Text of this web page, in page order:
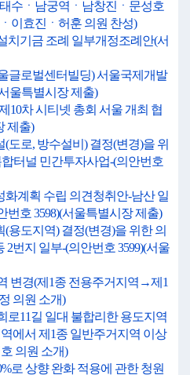
수ㆍ남궁역ㆍ남창진ㆍ문성호
이효진ㆍ허훈 의원 찬성)
치기금 조례 일부개정조례안(서
글로벌센터빌딩) 서울국제개발
울특별시장 제출)
10차 시티넷 총회 서울 개최 협
제출)
도로, 방수설비) 결정(변경)을 위
터널 민간투자사업-(의안번호
화계획 수립 의견청취안-남산 일
호 3598)(서울특별시장 제출)
용도지역) 결정(변경)을 위한 의
번지 일부-(의안번호 3599)(서울
변경(제1종 전용주거지역→제1
의원 소개)
로11길 일대 불합리한 용도지역
에서 제1종 일반주거지역 이상
의원 소개)
로 상향 완화 적용에 관한 청원